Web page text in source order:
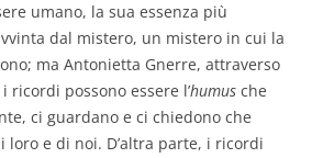
umano, la sua essenza più
dal mistero, un mistero in cui la
ma Antonietta Gnerre, attraverso
ricordi possono essere l’humus che
ci guardano e ci chiedono che
loro e di noi. D’altra parte, i ricordi